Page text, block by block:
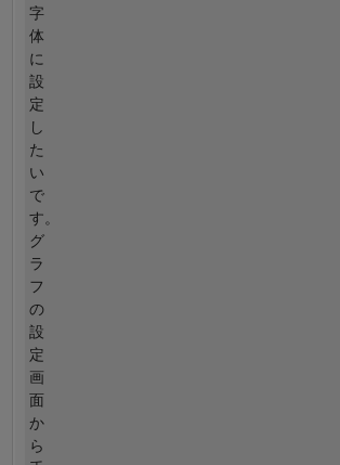
字
体
に
設
定
し
た
い
で
す。
グ
ラ
フ
の
設
定
画
面
か
ら